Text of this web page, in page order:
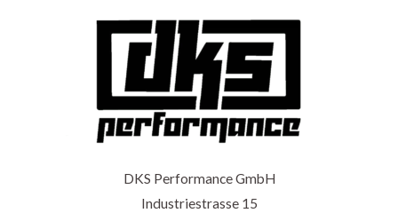
DKS Performance GmbH
Industriestrasse 15